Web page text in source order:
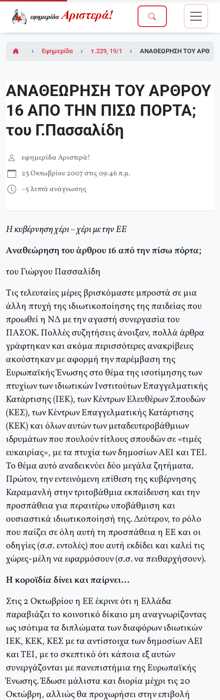
Εφημερίδα Αριστερά!τ.229, 19/10/2007 (σε ένθετο οι σελίδες
ΑΝΑΘΕΩΡΗΣΗ ΤΟΥ ΑΡΘΡΟΥ
ΑΝΑΘΕΩΡΗΣΗ ΤΟΥ ΑΡΘΡΟΥ
16 ΑΠΟ ΤΗΝ ΠΙΣΩ ΠΟΡΤΑ;
του Γ.Πασσαλίδη
εφημερίδα Αριστερά!
23 Οκτωβρίου 2007 στις 09:46 π.μ.
~5 λεπτά ανάγνωσης
H κυβέρνηση χέρι – χέρι με την EE
Aναθεώρηση του άρθρου 16 από την πίσω πόρτα;
του Γιώργου Πασσαλίδη
Tις τελευταίες μέρες βρισκόμαστε μπροστά σε μια
άλλη πτυχή της ιδιωτικοποίησης της παιδείας που
προωθεί η ΝΔ με την αγαστή συνεργασία του
ΠΑΣΟΚ. Πολλές συζητήσεις άνοιξαν, πολλά άρθρα
γράφτηκαν και ακόμα περισσότερες ανακρίβειες
ακούστηκαν με αφορμή την παρέμβαση της
Ευρωπαϊκής Ένωσης στο θέμα της ισοτίμησης των
πτυχίων των ιδιωτικών Ινστιτούτων Επαγγελματικής
Κατάρτισης (ΙΕΚ), των Κέντρων Ελευθέρων Σπουδών
(ΚΕΣ), των Κέντρων Επαγγελματικής Κατάρτισης
(ΚΕΚ) και όλων αυτών των μεταδευτεροβάθμιων
ιδρυμάτων που πουλούν τίτλους σπουδών σε «τιμές
ευκαιρίας», με τα πτυχία των δημοσίων ΑΕΙ και ΤΕΙ.
Το θέμα αυτό αναδεικνύει δύο μεγάλα ζητήματα.
Πρώτον, την εντεινόμενη επίθεση της κυβέρνησης
Καραμανλή στην τριτοβάθμια εκπαίδευση και την
προσπάθεια για περαιτέρω υποβάθμιση και
ουσιαστικά ιδιωτικοποίησή της. Δεύτερον, το ρόλο
που παίζει σε όλη αυτή τη προσπάθεια η ΕΕ και οι
οδηγίες (σ.σ. εντολές) που αυτή εκδίδει και καλεί τις
χώρες-μέλη να εφαρμόσουν (σ.σ. να πειθαρχήσουν).
Η κοροϊδία δίνει και παίρνει…
Στις 2 Οκτωβρίου η ΕΕ έκρινε ότι η Ελλάδα
παραβιάζει το κοινοτικό δίκαιο μη αναγνωρίζοντας
ως ισότιμα τα διπλώματα των διαφόρων ιδιωτικών
ΙΕΚ, ΚΕΚ, ΚΕΣ με τα αντίστοιχα των δημοσίων ΑΕΙ
και ΤΕΙ, με το σκεπτικό ότι κάποια εξ αυτών
συνεργάζονται με πανεπιστήμια της Ευρωπαϊκής
Ένωσης. Έδωσε μάλιστα και διορία μέχρι τις 20
Οκτώβρη, αλλιώς θα προχωρήσει στην επιβολή